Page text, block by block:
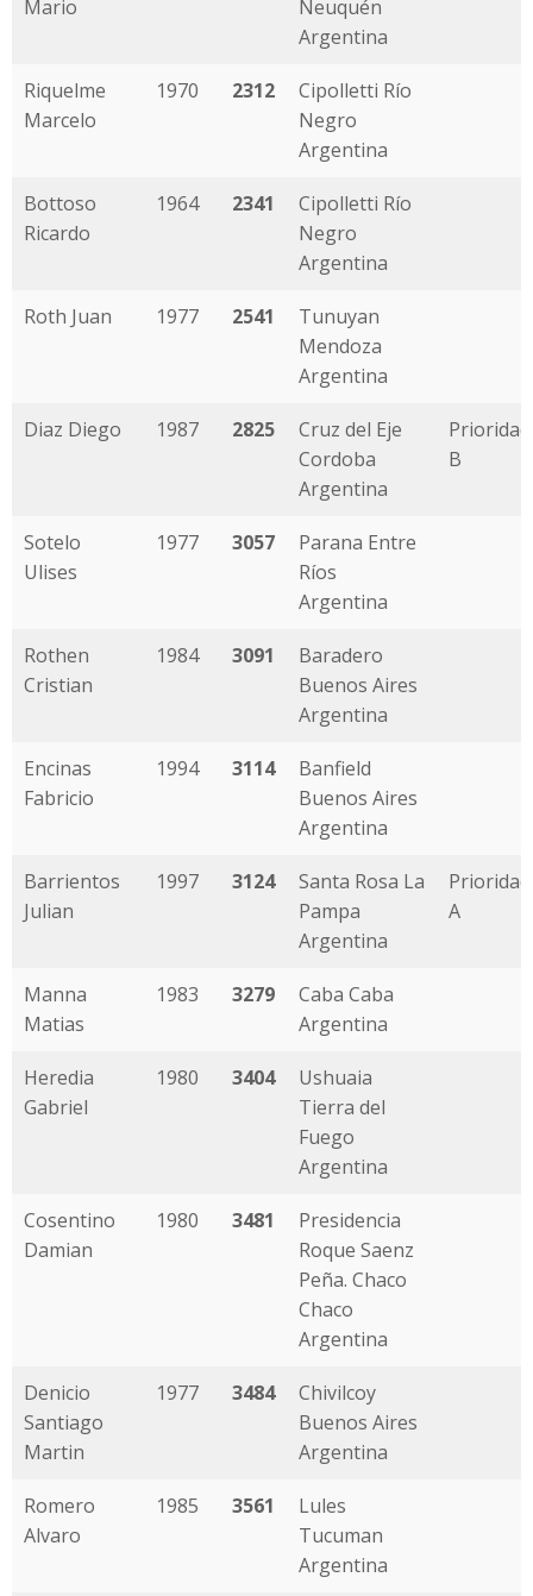
Mario
Neuquén
Argentina
Riquelme
Marcelo
1970 2312
Cipolletti Río
Negro
Argentina
Bottoso
Ricardo
1964 2341
Cipolletti Río
Negro
Argentina
Roth Juan 1977 2541
Tunuyan
Mendoza
Argentina
Diaz Diego 1987 2825
Cruz del Eje
Cordoba
Argentina
Prioridad
B
Sotelo
Ulises
1977 3057
Parana Entre
Ríos
Argentina
Rothen
Cristian
1984 3091
Baradero
Buenos Aires
Argentina
Encinas
Fabricio
1994 3114
Banfield
Buenos Aires
Argentina
Barrientos
Julian
1997 3124
Santa Rosa La
Pampa
Argentina
Prioridad
A
Manna
Matias
1983 3279
Caba Caba
Argentina
Heredia
Gabriel
1980 3404
Ushuaia
Tierra del
Fuego
Argentina
Cosentino
Damian
1980 3481
Presidencia
Roque Saenz
Peña. Chaco
Chaco
Argentina
Denicio
Santiago
Martin
1977 3484
Chivilcoy
Buenos Aires
Argentina
Romero
Alvaro
1985 3561
Lules
Tucuman
Argentina